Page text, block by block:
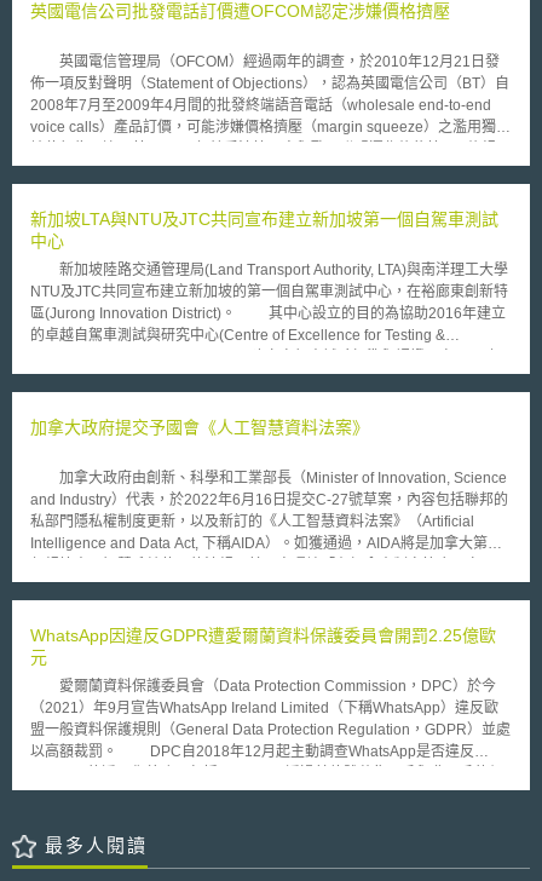
英國電信公司批發電話訂價遭OFCOM認定涉嫌價格擠壓
英國電信管理局（OFCOM）經過兩年的調查，於2010年12月21日發
佈一項反對聲明（Statement of Objections），認為英國電信公司（BT）自
2008年7月至2009年4月間的批發終端語音電話（wholesale end-to-end
voice calls）產品訂價，可能涉嫌價格擠壓（margin squeeze）之濫用獨占
定。 本案係由THUS與Gamma Telecom兩家公司向OFCOM提出檢
零售客戶。檢舉人指稱，由於BT的訂價低於成本，並意圖消滅或削弱市場
競爭，將迫使部份提供載具預選（Carrier Pre-Selection）服務的業者退出
市場。 在OFCOM作成最終決定前，BT仍可在十二週內以書面或口頭表
示意見；BT的發言人則反駁了此項指控，並表示將充分參與OFCOM的調
查。然而，如BT經確認違反競爭法，將可能遭OFCOM處以批發電話業務年
收入百分之十的罰款。據分析師表示，罰款金額可能達數千萬英鎊。
新加坡LTA與NTU及JTC共同宣布建立新加坡第一個自駕車測試
中心
新加坡陸路交通管理局(Land Transport Authority, LTA)與南洋理工大學
NTU及JTC共同宣布建立新加坡的第一個自駕車測試中心，在裕廊東創新特
區(Jurong Innovation District)。 其中心設立的目的為協助2016年建立
的卓越自駕車測試與研究中心(Centre of Excellence for Testing &
來新加坡已逐步建立道路駕駛場域，但此為第一個自駕車測試中心。
其他車輛或道路基礎設施間的通訊與互動，因此此中心設計並複製模擬真實
雨模擬器；3.洪水模擬器；4. 模擬大樓阻隔，以模擬衛星受干擾的情況； 5.
彎道；6. 道路突起與斜坡；7. 巴士站等設備。其中並設置360度的閉路電視
監視系統（CCTV）：提供LTA監督與研究自駕車行為，並會將資訊回傳至
陸路交通局的智慧交通系統中心，以分析並評估自駕車的上路可行性。
加拿大政府提交予國會《人工智慧資料法案》
加拿大政府由創新、科學和工業部長（Minister of Innovation, Science
and Industry）代表，於2022年6月16日提交C-27號草案，內容包括聯邦的
私部門隱私權制度更新，以及新訂的《人工智慧資料法案》（Artificial
Intelligence and Data Act, 下稱AIDA）。如獲通過，AIDA將是加拿大第一
際標準的人工智慧設計、開發與應用要求」及「禁止某些可能對個人或其利
相當簡單易懂，但唯有在正式發布這部包含絕大多數應用狀況的法規後，才
能實際了解其所造成的影響。 AIDA為人工智慧監管所設立的框架包含
以下六項： （1）方法 以類似於歐盟《人工智慧法案》採用的方式，建立適
用於人工智慧系統具「高影響力」的應用方式的規範，關注具有較高損害與
偏見風險的領域。 （2）適用範圍 AIDA將適用於在國際與省際貿易及商業
行動中，設計、發展或提供人工智慧系統使用管道的私部門組織。「人工智
慧系統」的定義則涵蓋任何「透過基因演算法、神經網路、機器學習或其他
中詳細定義），並制定措施以辨識、評估與減輕使用該系統可能造成的傷害
風險或具有偏見的結果。 II 監控 對該「高影響系統」負責的人員應建立準
WhatsApp因違反GDPR遭愛爾蘭資料保護委員會開罰2.25億歐
元
愛爾蘭資料保護委員會（Data Protection Commission，DPC）於今
（2021）年9月宣告WhatsApp Ireland Limited（下稱WhatsApp）違反歐
盟一般資料保護規則（General Data Protection Regulation，GDPR）並處
以高額裁罰。 DPC自2018年12月起主動調查WhatsApp是否違反
人資料時，是否有依GDPR第12條至第14條提供包括個資處理目的、法律
是否提供「如何與其他關係企業（如Facebook）分享個資」之相關資訊為
調查重點。 歷經長時間的調查，DPC作為本案領導監管機關（lead
最多人閱讀